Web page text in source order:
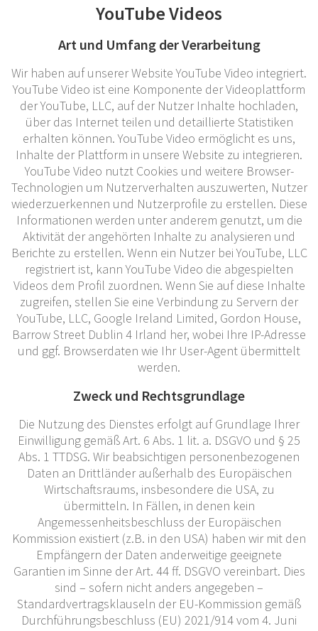
YouTube Videos
Art und Umfang der Verarbeitung
Wir haben auf unserer Website YouTube Video integriert.
YouTube Video ist eine Komponente der Videoplattform
der YouTube, LLC, auf der Nutzer Inhalte hochladen,
über das Internet teilen und detaillierte Statistiken
erhalten können. YouTube Video ermöglicht es uns,
Inhalte der Plattform in unsere Website zu integrieren.
YouTube Video nutzt Cookies und weitere Browser-
Technologien um Nutzerverhalten auszuwerten, Nutzer
wiederzuerkennen und Nutzerprofile zu erstellen. Diese
Informationen werden unter anderem genutzt, um die
Aktivität der angehörten Inhalte zu analysieren und
Berichte zu erstellen. Wenn ein Nutzer bei YouTube, LLC
registriert ist, kann YouTube Video die abgespielten
Videos dem Profil zuordnen. Wenn Sie auf diese Inhalte
zugreifen, stellen Sie eine Verbindung zu Servern der
YouTube, LLC, Google Ireland Limited, Gordon House,
Barrow Street Dublin 4 Irland her, wobei Ihre IP-Adresse
und ggf. Browserdaten wie Ihr User-Agent übermittelt
werden.
Zweck und Rechtsgrundlage
Die Nutzung des Dienstes erfolgt auf Grundlage Ihrer
Einwilligung gemäß Art. 6 Abs. 1 lit. a. DSGVO und § 25
Abs. 1 TTDSG. Wir beabsichtigen personenbezogenen
Daten an Drittländer außerhalb des Europäischen
Wirtschaftsraums, insbesondere die USA, zu
übermitteln. In Fällen, in denen kein
Angemessenheitsbeschluss der Europäischen
Kommission existiert (z.B. in den USA) haben wir mit den
Empfängern der Daten anderweitige geeignete
Garantien im Sinne der Art. 44 ff. DSGVO vereinbart. Dies
sind – sofern nicht anders angegeben –
Standardvertragsklauseln der EU-Kommission gemäß
Durchführungsbeschluss (EU) 2021/914 vom 4. Juni